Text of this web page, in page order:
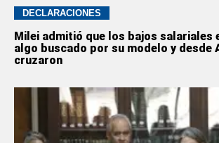
DECLARACIONES
Milei admitió que los bajos salariales
algo buscado por su modelo y desde
cruzaron